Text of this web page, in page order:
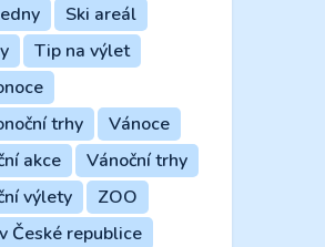
Ski areál
Tip na výlet
trhy
Vánoce
akce
Vánoční trhy
výlety
ZOO
České republice